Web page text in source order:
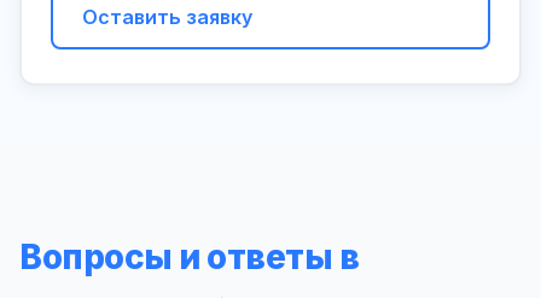
Оставить заявку
Вопросы и ответы в